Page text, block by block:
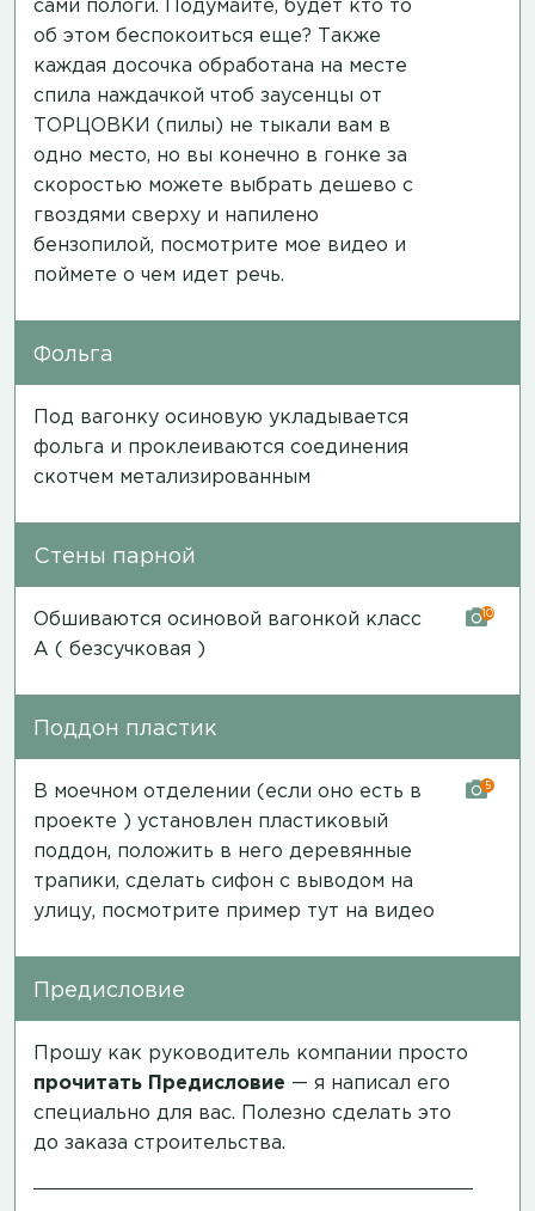
сами пологи. Подумайте, будет кто то
об этом беспокоиться еще? Также
каждая досочка обработана на месте
спила наждачкой чтоб заусенцы от
ТОРЦОВКИ (пилы) не тыкали вам в
одно место, но вы конечно в гонке за
скоростью можете выбрать дешево с
гвоздями сверху и напилено
бензопилой, посмотрите мое видео и
поймете о чем идет речь.
Фольга
Под вагонку осиновую укладывается
фольга и проклеиваются соединения
скотчем метализированным
Стены парной
Обшиваются осиновой вагонкой класс
А ( безсучковая )
10
Поддон пластик
В моечном отделении (если оно есть в
проекте ) установлен пластиковый
поддон, положить в него деревянные
трапики, сделать сифон с выводом на
улицу, посмотрите пример тут на видео
5
Предисловие
Прошу как руководитель компании просто
прочитать Предисловие — я написал его
специально для вас. Полезно сделать это
до заказа строительства.